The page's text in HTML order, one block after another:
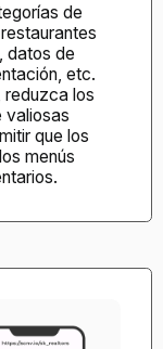
de
datos de
etc.
reduzca los
valiosas
que los
menús